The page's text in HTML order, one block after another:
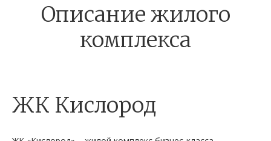
Описание жилого
комплекса
ЖК Кислород